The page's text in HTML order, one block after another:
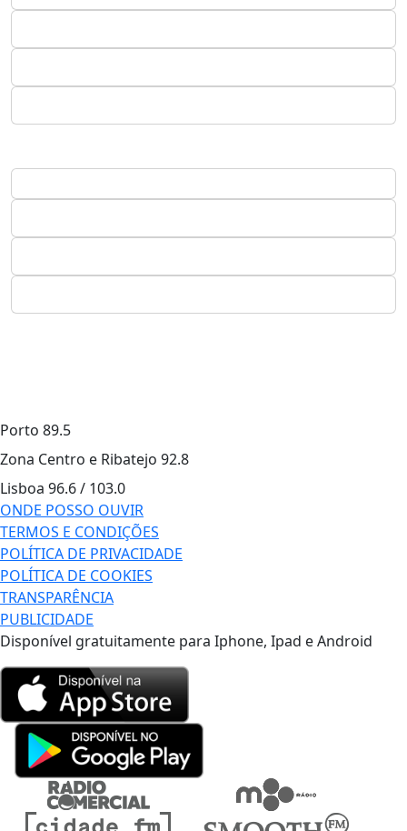
Porto 89.5
Zona Centro e Ribatejo 92.8
Lisboa 96.6 / 103.0
ONDE POSSO OUVIR
TERMOS E CONDIÇÕES
POLÍTICA DE PRIVACIDADE
POLÍTICA DE COOKIES
TRANSPARÊNCIA
PUBLICIDADE
Disponível gratuitamente para Iphone, Ipad e Android